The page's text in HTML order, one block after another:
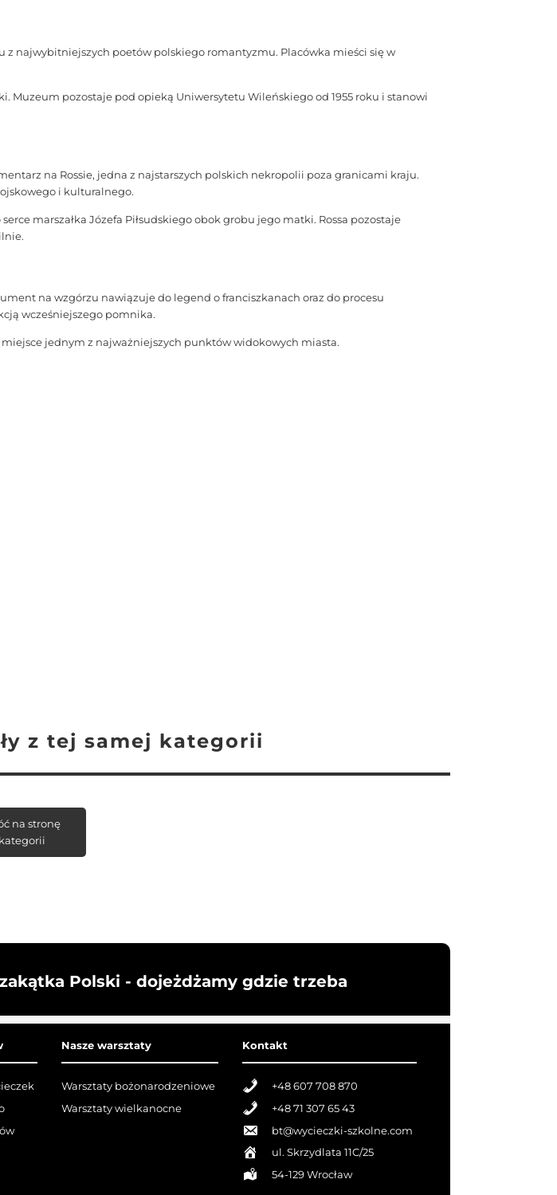
najwybitniejszych poetów polskiego romantyzmu. Placówka mieści się w
Muzeum pozostaje pod opieką Uniwersytetu Wileńskiego od 1955 roku i stanowi
na Rossie, jedna z najstarszych polskich nekropolii poza granicami kraju.
i kulturalnego.
marszałka Józefa Piłsudskiego obok grobu jego matki. Rossa pozostaje
na wzgórzu nawiązuje do legend o franciszkanach oraz do procesu
wcześniejszego pomnika.
jednym z najważniejszych punktów widokowych miasta.
z tej samej kategorii
na stronę
kategorii
Polski - dojeżdżamy gdzie trzeba
Nasze warsztaty
Warsztaty bożonarodzeniowe
Warsztaty wielkanocne
Kontakt
+48 607 708 870
+48 71 307 65 43
bt@wycieczki-szkolne.com
ul. Skrzydlata 11C/25
54-129 Wrocław